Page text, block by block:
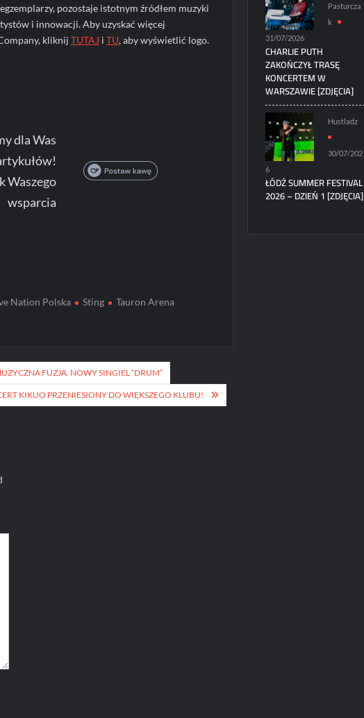
pozostaje istotnym źródłem muzyki
i innowacji. Aby uzyskać więcej
kliknij TUTAJ i TU, aby wyświetlić logo.
dla Was
Waszego
wsparcia
Nation Polska Sting
Tauron Arena
FUZJA. NOWY SINGIEL “DRUM”
KIKUO PRZENIESIONY DO WIĘKSZEGO KLUBU!
Pasturcza
k
31/07/2026
CHARLIE PUTH
ZAKOŃCZYŁ TRASĘ
KONCERTEM W
WARSZAWIE [ZDJĘCIA]
Hustladz
30/07/202
6
ŁÓDŹ SUMMER FESTIVAL
2026 – DZIEŃ 1 [ZDJĘCIA]